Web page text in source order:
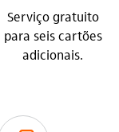
Serviço gratuito
para seis cartões
adicionais.